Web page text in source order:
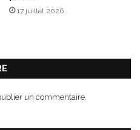
17 juillet 2026
un commentaire.